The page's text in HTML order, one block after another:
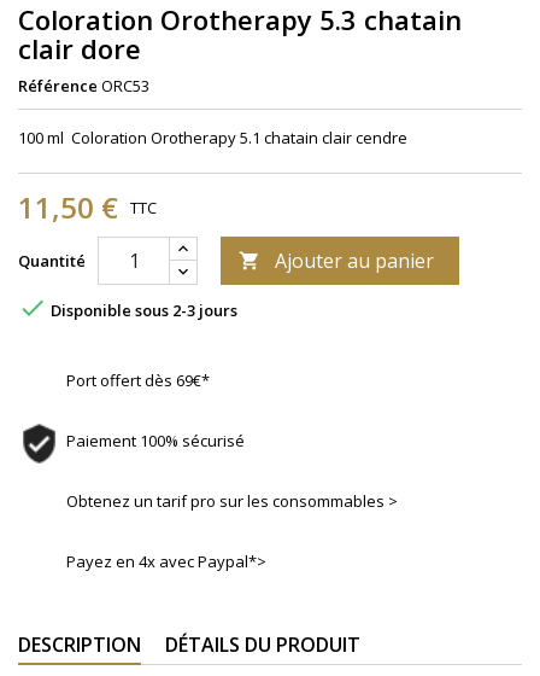
Coloration Orotherapy 5.3 chatain
clair dore
Référence ORC53
100 ml Coloration Orotherapy 5.1 chatain clair cendre
11,50 € TTC
Quantité  Ajouter au panier
 Disponible sous 2-3 jours
Port offert dès 69€*
Paiement 100% sécurisé
Obtenez un tarif pro sur les consommables >
Payez en 4x avec Paypal*>
DESCRIPTION DÉTAILS DU PRODUIT